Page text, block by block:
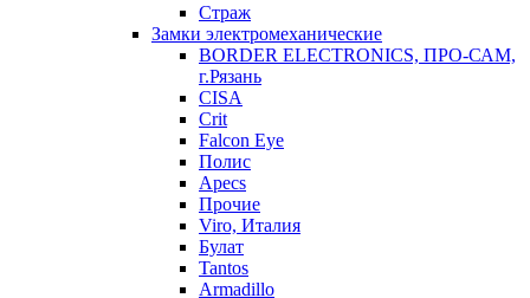
Страж
Замки электромеханические
BORDER ELECTRONICS, ПРО-САМ,
г.Рязань
CISA
Crit
Falcon Eye
Полис
Apecs
Прочие
Viro, Италия
Булат
Tantos
Armadillo